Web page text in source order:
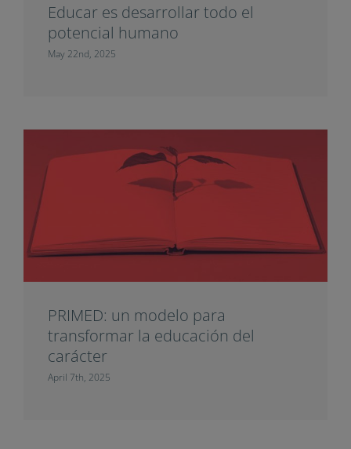
Educar es desarrollar todo el
potencial humano
May 22nd, 2025
PRIMED: un modelo para
transformar la educación del
carácter
April 7th, 2025